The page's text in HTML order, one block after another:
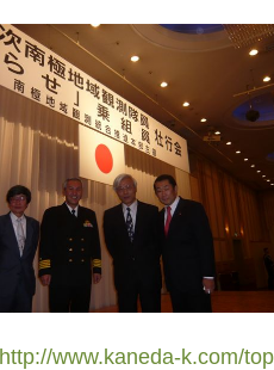
http://www.kaneda-k.com/